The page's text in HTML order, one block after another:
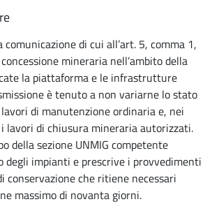
comunicazione di cui all’art. 5, comma 1,
mineraria nell’ambito della
la piattaforma e le infrastrutture
è tenuto a non variarne lo stato
di manutenzione ordinaria e, nei
lavori di chiusura mineraria autorizzati.
della sezione UNMIG competente
degli impianti e prescrive i provvedimenti
conservazione che ritiene necessari
massimo di novanta giorni.